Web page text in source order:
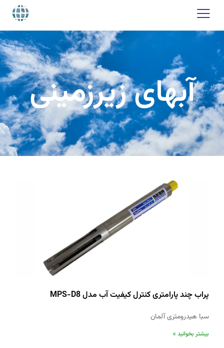
آبهای زیرزمینی
پراب چند پارامتری کنترل کیفیت آب مدل MPS-D8
سبا هیدرومتری آلمان
بیشتر بخوانید »